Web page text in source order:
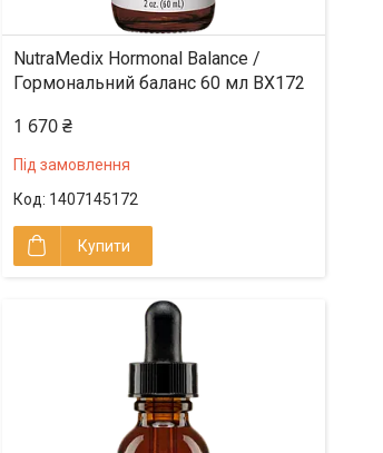
NutraMedix Hormonal Balance /
Гормональний баланс 60 мл BX172
1 670 ₴
Під замовлення
1407145172
Купити